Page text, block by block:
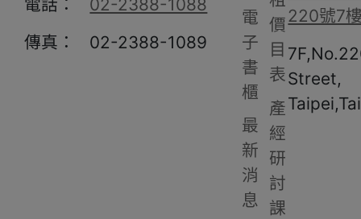
電話： 02-2388-1088
傳真： 02-2388-1089
電
子
書
櫃
最
新
消
息
價
目
表
產
經
研
討
課
220號7
Street,